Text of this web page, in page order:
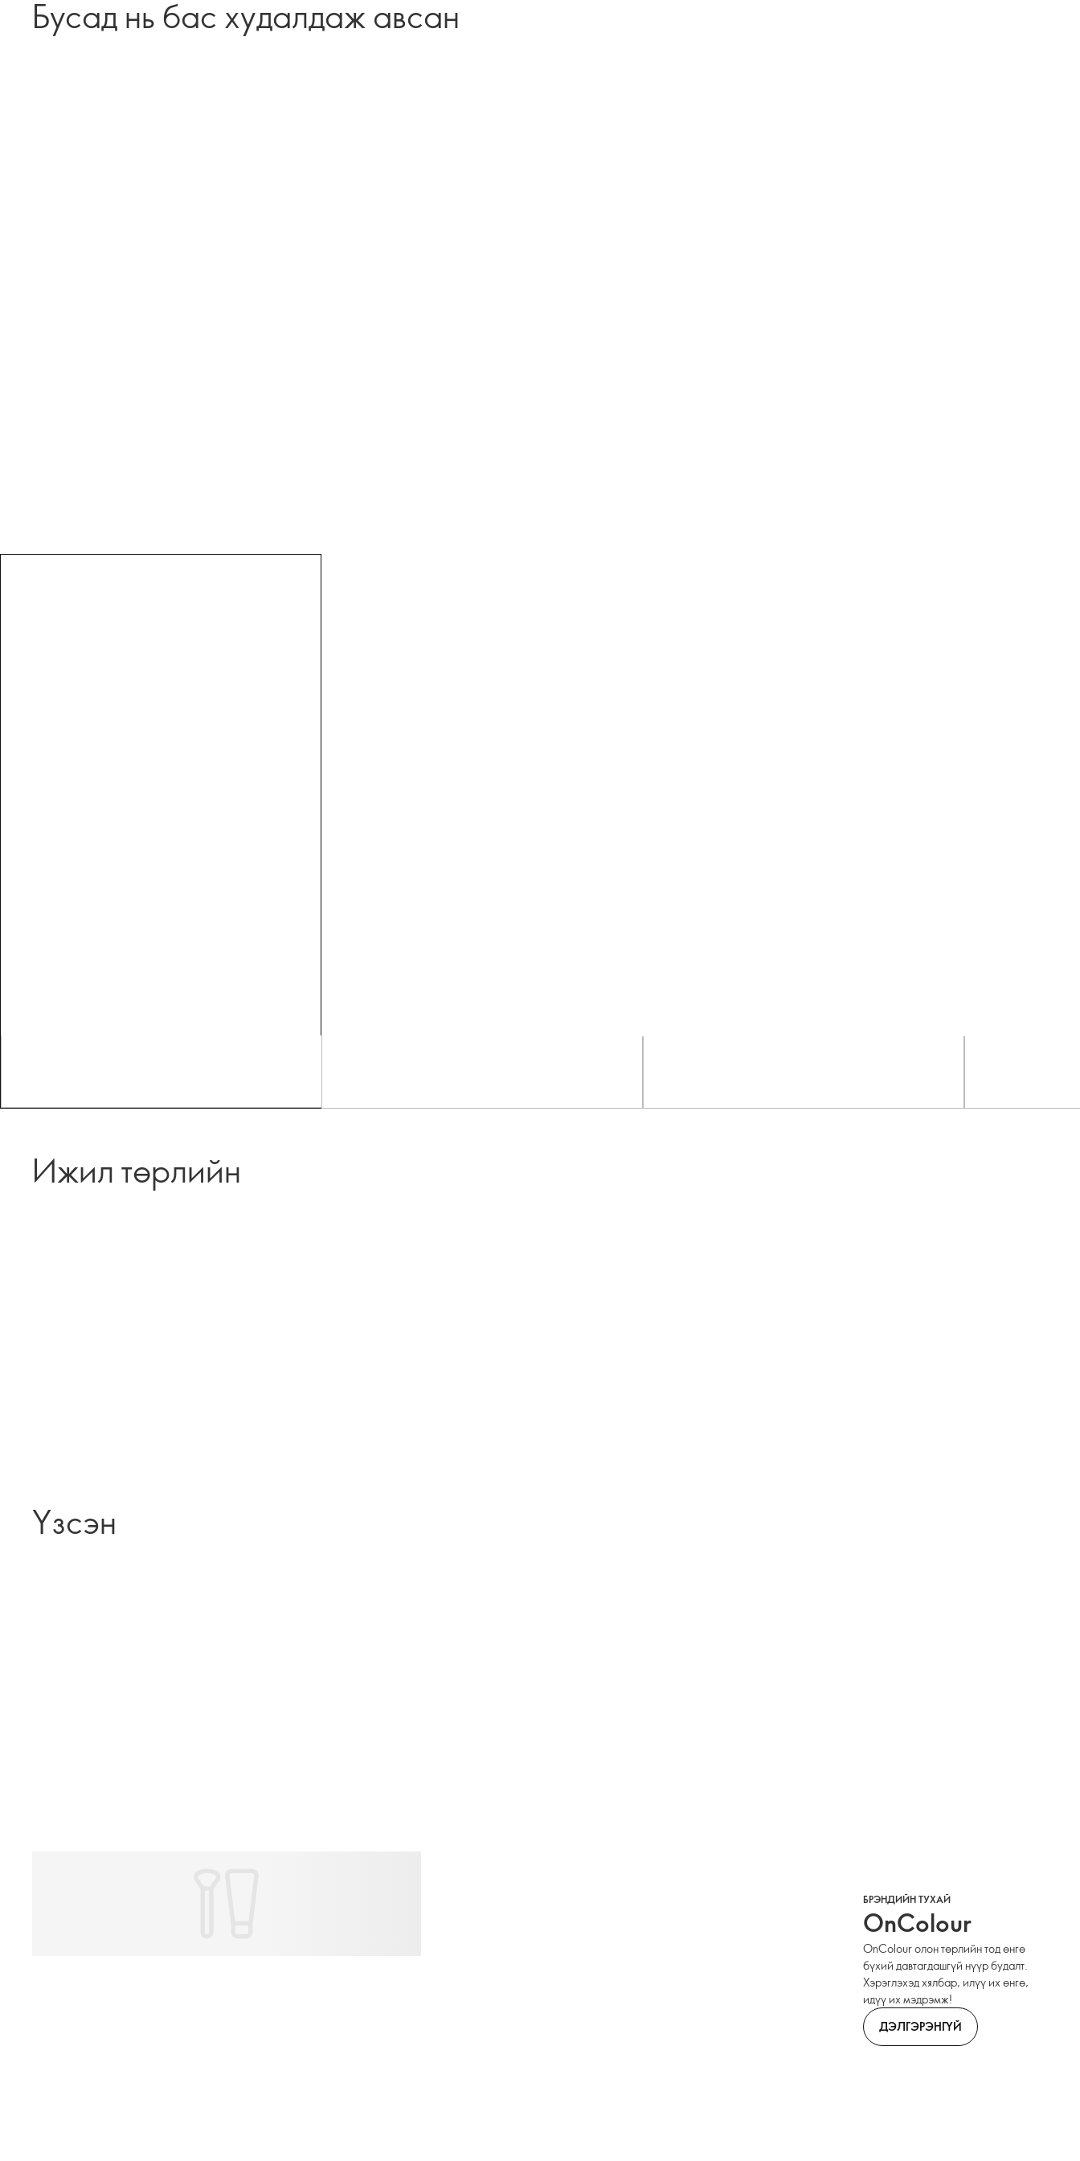
Бусад нь бас худалдаж авсан
Ижил төрлийн
Үзсэн
БРЭНДИЙН ТУХАЙ
OnColour
OnColour олон төрлийн тод өнгө
бүхий давтагдашгүй нүүр будалт.
Хэрэглэхэд хялбар, илүү их өнгө,
идүү их мэдрэмж!
ДЭЛГЭРЭНГҮЙ